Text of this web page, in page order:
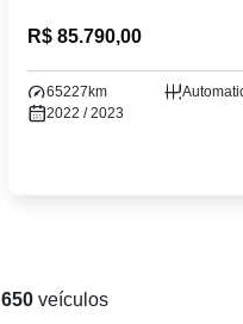
R$ 85.790,00
65227km
2022 / 2023
650veículos